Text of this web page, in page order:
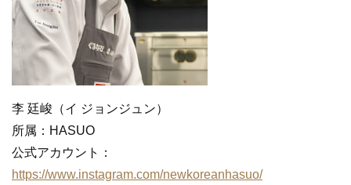
李 廷峻（イ ジョンジュン）
所属：HASUO
公式アカウント：
https://www.instagram.com/newkoreanhasuo/